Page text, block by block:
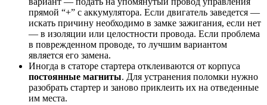
прямой “+” с аккумулятора. Если двигатель заведется —
искать причину необходимо в замке зажигания, если нет
— в изоляции или целостности провода. Если проблема
в поврежденном проводе, то лучшим вариантом
является его замена.
Иногда в статоре стартера отклеиваются от корпуса
постоянные магниты. Для устранения поломки нужно
разобрать стартер и заново приклеить их на отведенные
им места.